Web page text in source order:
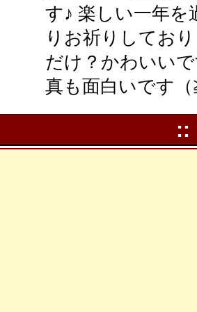
す♪ 楽しい一年
りお祈りしてお
だけ？かわいい
真も面白いです
::